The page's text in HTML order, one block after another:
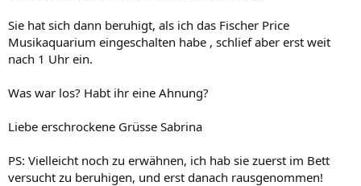
Sie hat sich dann beruhigt, als ich das Fischer Price
Musikaquarium eingeschalten habe , schlief aber erst weit
nach 1 Uhr ein.
Was war los? Habt ihr eine Ahnung?
Liebe erschrockene Grüsse Sabrina
PS: Vielleicht noch zu erwähnen, ich hab sie zuerst im Bett
versucht zu beruhigen, und erst danach rausgenommen!